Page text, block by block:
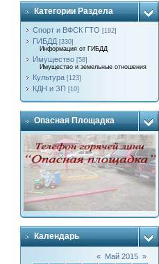
Категории Раздела
Спорт и ВФСК ГТО [192]
ГИБДД [330]
Информация от ГИБДД
Имущество [58]
Имущество и земельные отношения
Культура [123]
КДН и ЗП [10]
Опасная Площадка
Календарь
« Май 2015 »